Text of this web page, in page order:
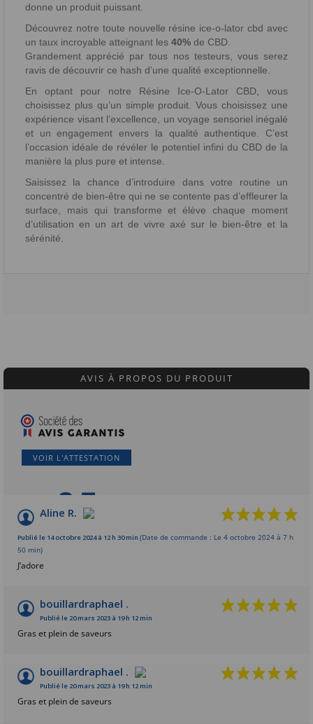
donne un produit puissant.
Découvrez notre toute nouvelle résine ice-o-lator cbd avec
un taux incroyable atteignant les 40% de CBD.
Grandement apprécié par tous nos testeurs, vous serez
ravis de découvrir ce hash d’une qualité exceptionnelle.
En optant pour notre Résine Ice-O-Lator CBD, vous
choisissez plus qu’un simple produit. Vous choisissez une
expérience visant l’excellence, un voyage sensoriel inégalé
et un engagement envers la qualité authentique. C’est
l’occasion idéale de révéler le potentiel infini du CBD de la
manière la plus pure et intense.
Saisissez la chance d’introduire dans votre routine un
concentré de bien-être qui ne se contente pas d’effleurer la
surface, mais qui transforme et élève chaque moment
d’utilisation en un art de vivre axé sur le bien-être et la
sérénité.
AVIS À PROPOS DU PRODUIT
VOIR L'ATTESTATION
9.5
Basé sur 13 avis
Aline R.
Publié le 14 octobre 2024 à 12 h 30 min (Date de commande : Le 4 octobre 2024 à 7 h
50 min)
J’adore
bouillardraphael .
Publié le 20 mars 2023 à 19 h 12 min
Gras et plein de saveurs
bouillardraphael .
Publié le 20 mars 2023 à 19 h 12 min
Gras et plein de saveurs